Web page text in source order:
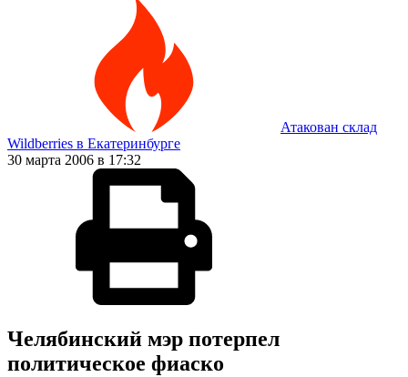
Атакован склад
Wildberries в Екатеринбурге
30 марта 2006 в 17:32
Челябинский мэр потерпел
политическое фиаско